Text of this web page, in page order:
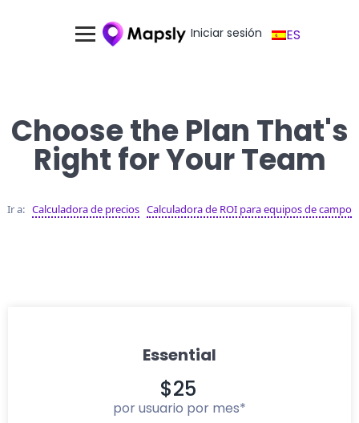
Iniciar sesión ES
Choose the Plan That's
Right for Your Team
Ir a: Calculadora de precios Calculadora de ROI para equipos de campo
Essential
$25
por usuario por mes*